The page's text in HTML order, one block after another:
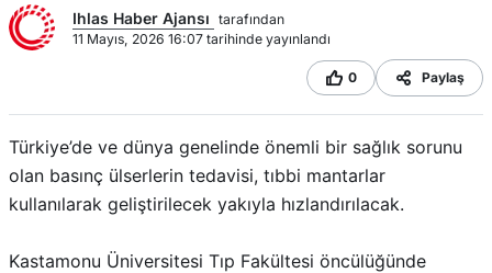
Ihlas Haber Ajansı tarafından
11 Mayıs, 2026 16:07 tarihinde yayınlandı
0 Paylaş
Türkiye’de ve dünya genelinde önemli bir sağlık sorunu
olan basınç ülserlerin tedavisi, tıbbi mantarlar
kullanılarak geliştirilecek yakıyla hızlandırılacak.
Kastamonu Üniversitesi Tıp Fakültesi öncülüğünde